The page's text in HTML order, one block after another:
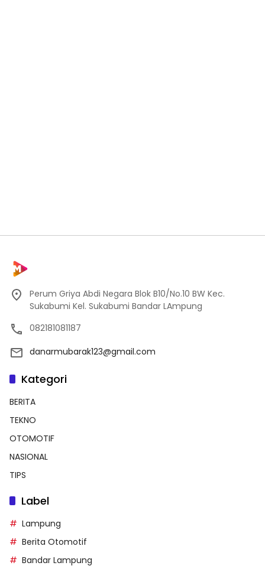
Perum Griya Abdi Negara Blok B10/No.10 BW Kec.
Sukabumi Kel. Sukabumi Bandar LAmpung
082181081187
danarmubarak123@gmail.com
Kategori
BERITA
TEKNO
OTOMOTIF
NASIONAL
TIPS
Label
Lampung
Berita Otomotif
Bandar Lampung